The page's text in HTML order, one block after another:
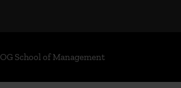
School of Management